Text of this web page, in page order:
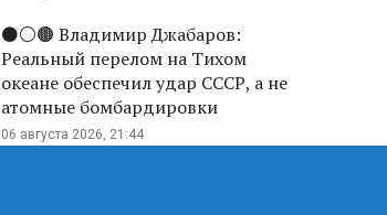
⚫️⚪️🟤 Владимир Джабаров:
Реальный перелом на Тихом
океане обеспечил удар СССР, а не
атомные бомбардировки
06 августа 2026, 21:44